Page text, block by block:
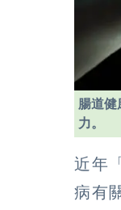
腸道健
力。
近年
病有